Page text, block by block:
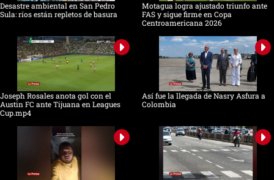
Desastre ambiental en San Pedro
Sula: ríos están repletos de basura
Motagua logra ajustado triunfo ante
FAS y sigue firme en Copa
Centroamericana 2026
Joseph Rosales anota gol con el
Austin FC ante Tijuana en Leagues
Cup.mp4
Así fue la llegada de Nasry Asfura a
Colombia